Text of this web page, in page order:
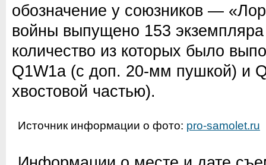
обозначение у союзников —
войны выпущено 153
количество из которых было
Q1W1a (с доп. 20-мм пушкой) и
хвостовой частью).
Источник информации о фото: pro-samolet.ru